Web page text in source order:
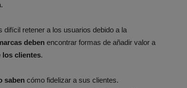
retener a los usuarios debido a la
deben encontrar formas de añadir valor a
los clientes.
saben cómo fidelizar a sus clientes.